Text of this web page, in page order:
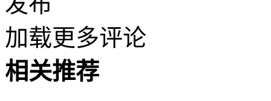
加载更多评论
相关推荐